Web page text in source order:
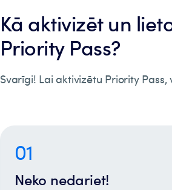
Kā aktivizēt un
Priority Pass?
Svarīgi! Lai aktivizētu Priority
01
Neko nedariet!